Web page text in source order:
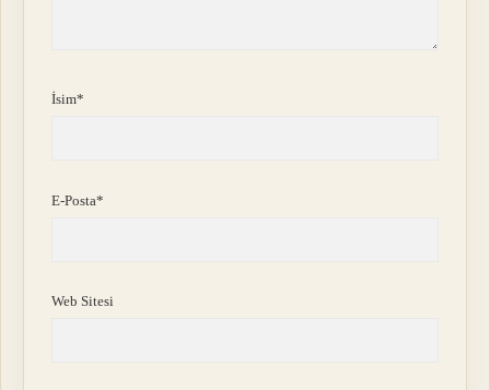
İsim*
E-Posta*
Web Sitesi